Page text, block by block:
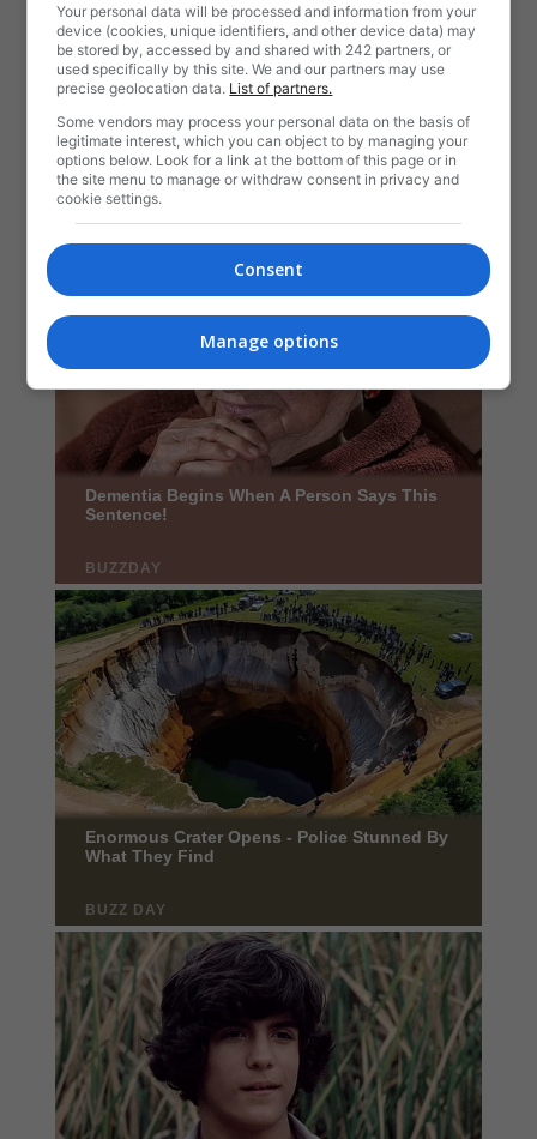
Your personal data will be processed and information from your
device (cookies, unique identifiers, and other device data) may
be stored by, accessed by and shared with 242 partners, or
used specifically by this site. We and our partners may use
precise geolocation data. List of partners.
Some vendors may process your personal data on the basis of
legitimate interest, which you can object to by managing your
options below. Look for a link at the bottom of this page or in
the site menu to manage or withdraw consent in privacy and
cookie settings.
Consent
Manage options